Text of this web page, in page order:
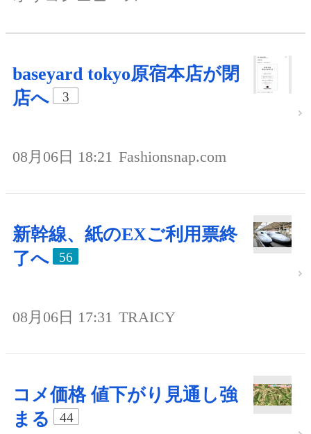
baseyard tokyo原宿本店が閉
店へ
3
08月06日 18:21 Fashionsnap.com
新幹線、紙のEXご利用票終
了へ
56
08月06日 17:31 TRAICY
コメ価格 値下がり見通し強
まる
44